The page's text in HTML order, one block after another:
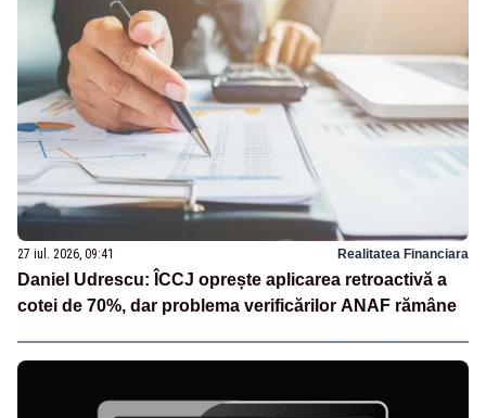
27 iul. 2026, 09:41 Realitatea Financiara
Daniel Udrescu: ÎCCJ oprește aplicarea retroactivă a
cotei de 70%, dar problema verificărilor ANAF rămâne